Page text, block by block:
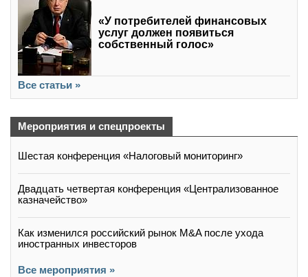
«У потребителей финансовых
услуг должен появиться
собственный голос»
Все статьи »
Мероприятия и спецпроекты
Шестая конференция «Налоговый мониторинг»
Двадцать четвертая конференция «Централизованное
казначейство»
Как изменился российский рынок M&A после ухода
иностранных инвесторов
Все мероприятия »